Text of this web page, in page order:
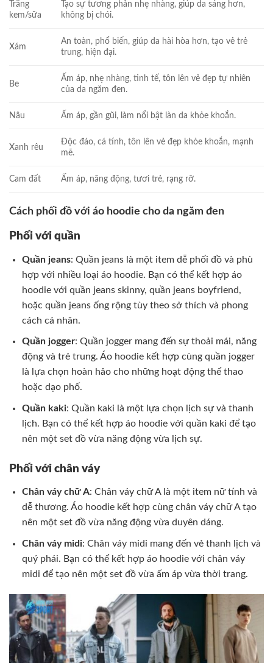
Trắng
kem/sữa
Tạo sự tương phản nhẹ nhàng, giúp da sáng hơn,
không bị chói.
Xám
An toàn, phổ biến, giúp da hài hòa hơn, tạo vẻ trẻ
trung, hiện đại.
Be
Ấm áp, nhẹ nhàng, tinh tế, tôn lên vẻ đẹp tự nhiên
của da ngăm đen.
Nâu Ấm áp, gần gũi, làm nổi bật làn da khỏe khoắn.
Xanh rêu
Độc đáo, cá tính, tôn lên vẻ đẹp khỏe khoắn, mạnh
mẽ.
Cam đất Ấm áp, năng động, tươi trẻ, rạng rỡ.
Cách phối đồ với áo hoodie cho da ngăm đen
Phối với quần
Quần jeans: Quần jeans là một item dễ phối đồ và phù
hợp với nhiều loại áo hoodie. Bạn có thể kết hợp áo
hoodie với quần jeans skinny, quần jeans boyfriend,
hoặc quần jeans ống rộng tùy theo sở thích và phong
cách cá nhân.
Quần jogger: Quần jogger mang đến sự thoải mái, năng
động và trẻ trung. Áo hoodie kết hợp cùng quần jogger
là lựa chọn hoàn hảo cho những hoạt động thể thao
hoặc dạo phố.
Quần kaki: Quần kaki là một lựa chọn lịch sự và thanh
lịch. Bạn có thể kết hợp áo hoodie với quần kaki để tạo
nên một set đồ vừa năng động vừa lịch sự.
Phối với chân váy
Chân váy chữ A: Chân váy chữ A là một item nữ tính và
dễ thương. Áo hoodie kết hợp cùng chân váy chữ A tạo
nên một set đồ vừa năng động vừa duyên dáng.
Chân váy midi: Chân váy midi mang đến vẻ thanh lịch và
quý phái. Bạn có thể kết hợp áo hoodie với chân váy
midi để tạo nên một set đồ vừa ấm áp vừa thời trang.